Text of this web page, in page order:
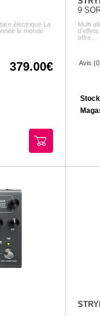
électrique La
le monde
379.00
9
Multi
d'effets
offre ...
Avis